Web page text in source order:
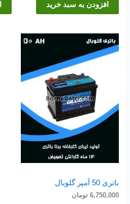
افزودن به سبد خرید
باتری 50 آمپر گلوبال
6,750,000 تومان